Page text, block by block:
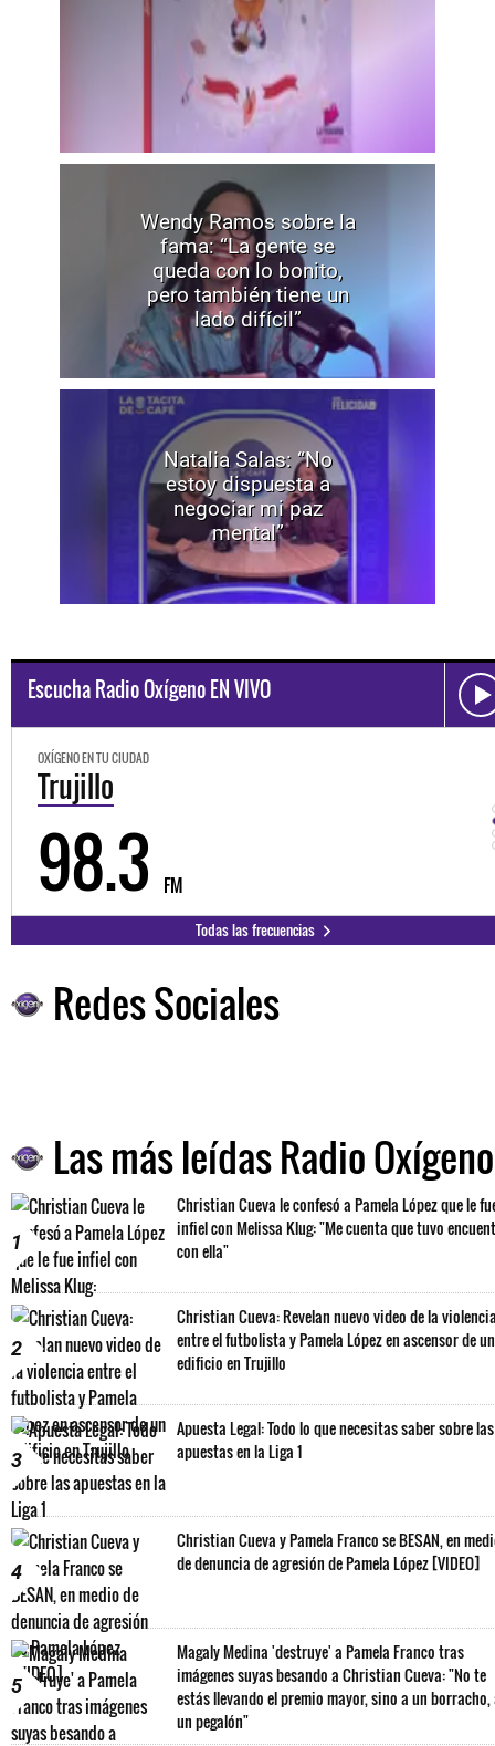
Wendy Ramos sobre la
fama: “La gente se
queda con lo bonito,
pero también tiene un
lado difícil”
Natalia Salas: “No
estoy dispuesta a
negociar mi paz
mental”
Escucha Radio Oxígeno EN VIVO
OXÍGENO EN TU CIUDAD
Trujillo
98.3 FM
Todas las frecuencias
Redes Sociales
Las más leídas Radio Oxígeno
1
Christian Cueva le confesó a Pamela López que le
infiel con Melissa Klug: "Me cuenta que tuvo
con ella"
2
Christian Cueva: Revelan nuevo video de la
entre el futbolista y Pamela López en ascensor de un
edificio en Trujillo
3
Apuesta Legal: Todo lo que necesitas saber sobre las
apuestas en la Liga 1
4
Christian Cueva y Pamela Franco se BESAN, en
de denuncia de agresión de Pamela López [VIDEO]
5
Magaly Medina 'destruye' a Pamela Franco tras
imágenes suyas besando a Christian Cueva: "No te
estás llevando el premio mayor, sino a un borracho,
un pegalón"